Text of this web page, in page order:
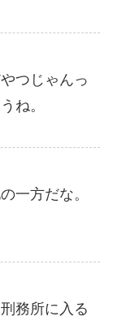
つじゃんっ
ね。
一方だな。
務所に入る